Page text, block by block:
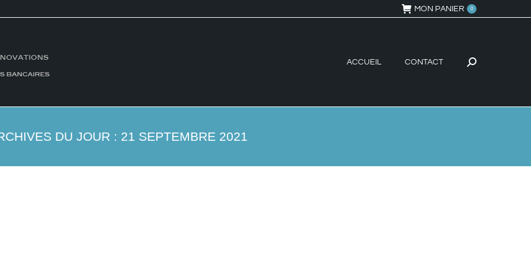
MON PANIER 0
ACCUEIL CONTACT
Recherche
DU JOUR : 21 SEPTEMBRE 2021